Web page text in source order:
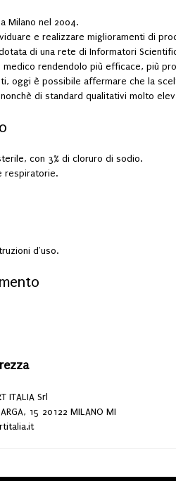
Milano nel 2004.
e realizzare miglioramenti di
di una rete di Informatori
rendendolo più efficace, più
oggi è possibile affermare che la
di standard qualitativi molto
con 3% di cloruro di sodio.
respiratorie.
d'uso.
ITALIA Srl
15 20122 MILANO MI